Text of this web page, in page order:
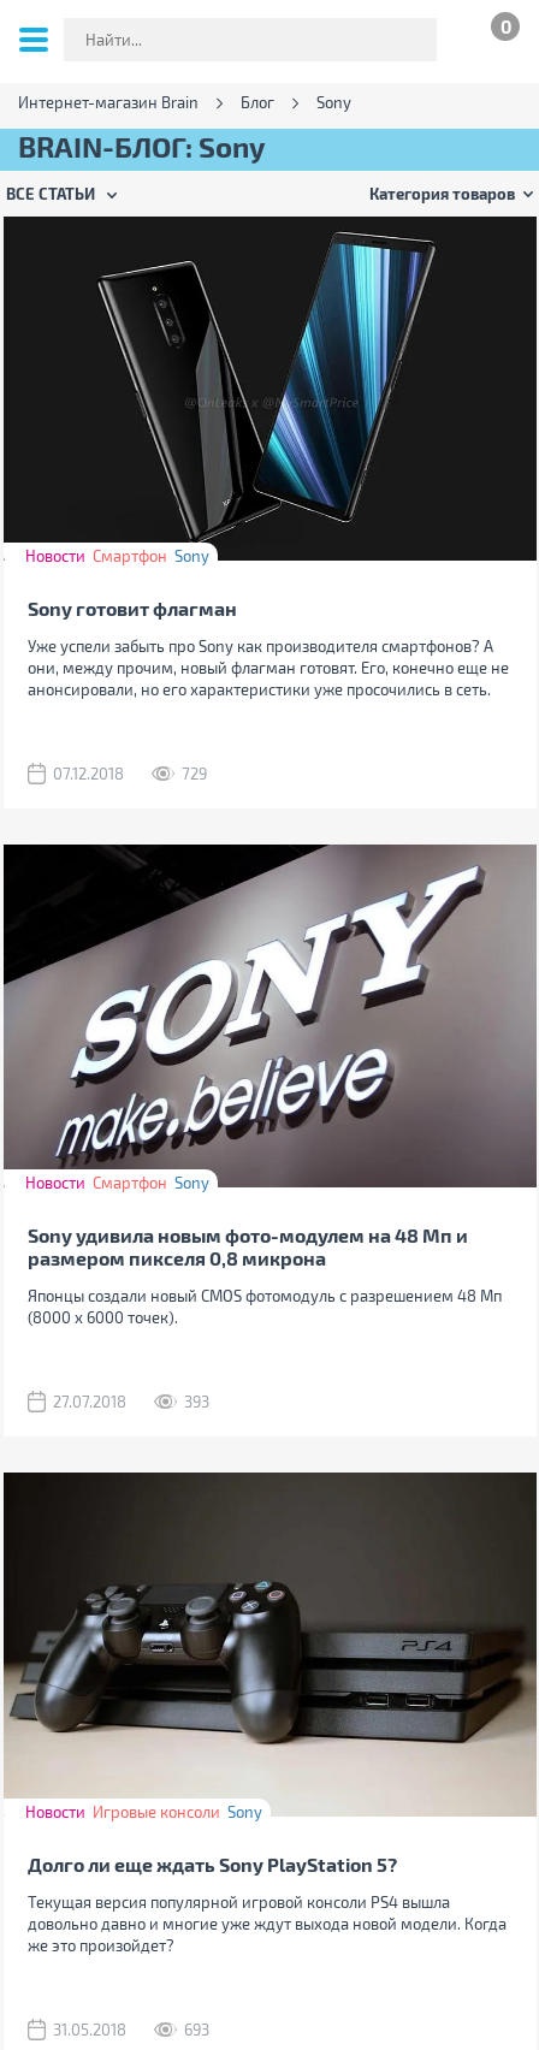
0
Интернет-магазин Brain Блог Sony
BRAIN-БЛОГ: Sony
ВСЕ СТАТЬИ Категория товаров
Новости Смартфон Sony
Sony готовит флагман
Уже успели забыть про Sony как производителя смартфонов? А
они, между прочим, новый флагман готовят. Его, конечно еще не
анонсировали, но его характеристики уже просочились в сеть.
07.12.2018 729
Новости Смартфон Sony
Sony удивила новым фото-модулем на 48 Мп и
размером пикселя 0,8 микрона
Японцы создали новый CMOS фотомодуль с разрешением 48 Мп
(8000 х 6000 точек).
27.07.2018 393
Новости Игровые консоли Sony
Долго ли еще ждать Sony PlayStation 5?
Текущая версия популярной игровой консоли PS4 вышла
довольно давно и многие уже ждут выхода новой модели. Когда
же это произойдет?
31.05.2018 693